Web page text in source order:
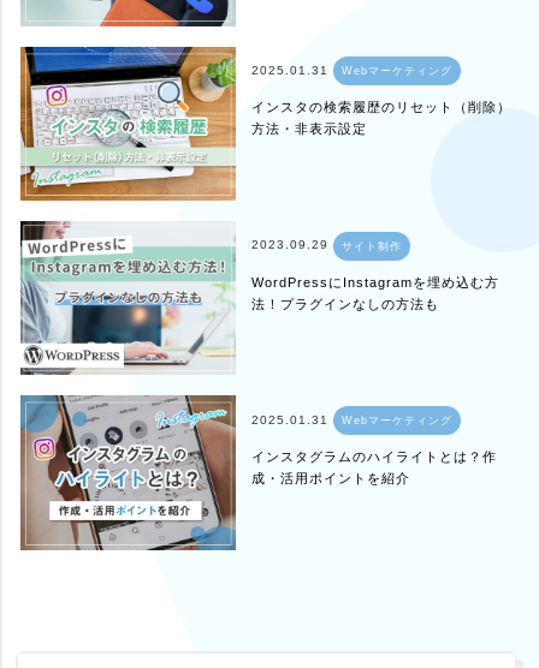
2025.01.31 Webマーケティング
インスタの検索履歴のリセット（削除）
方法・非表示設定
2023.09.29 サイト制作
WordPressにInstagramを埋め込む方
法！プラグインなしの方法も
2025.01.31 Webマーケティング
インスタグラムのハイライトとは？作
成・活用ポイントを紹介